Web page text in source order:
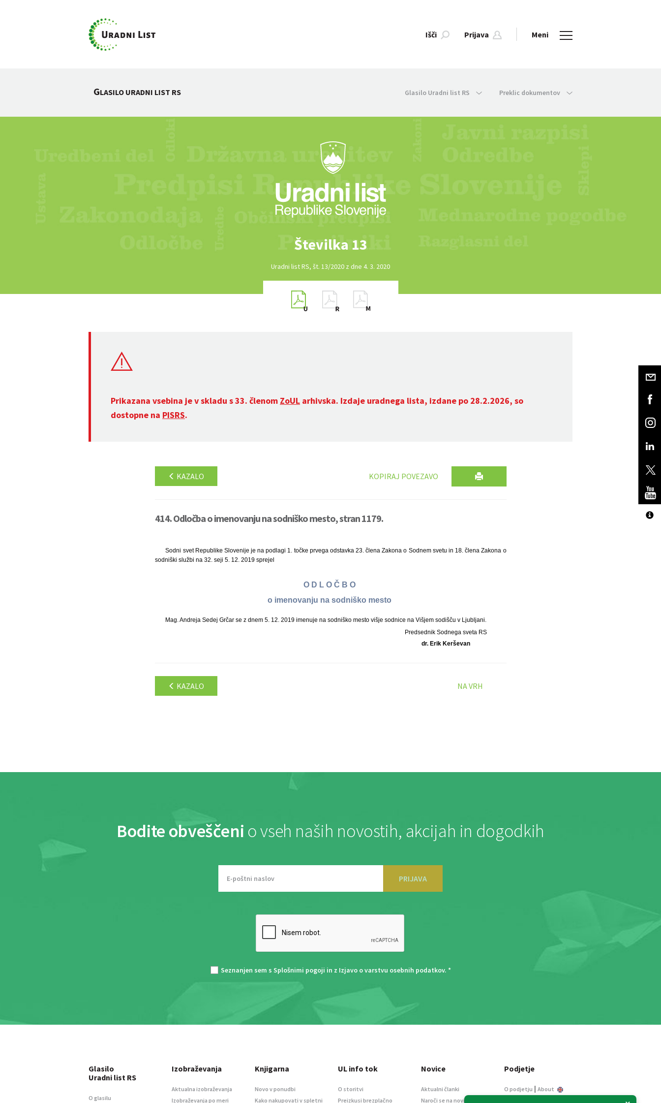
Išči Prijava Meni
GLASILO URADNI LIST RS Glasilo Uradni list RS Preklic dokumentov
Številka 13
Uradni list RS, št. 13/2020 z dne 4. 3. 2020
Prikazana vsebina je v skladu s 33. členom ZoUL arhivska. Izdaje uradnega lista, izdane po 28.2.2026, so
dostopne na PISRS.
KAZALO KOPIRAJ POVEZAVO
414. Odločba o imenovanju na sodniško mesto, stran 1179.
Sodni svet Republike Slovenije je na podlagi 1. točke prvega odstavka 23. člena Zakona o Sodnem svetu in 18. člena Zakona o
sodniški službi na 32. seji 5. 12. 2019 sprejel
O D L O Č B O
o imenovanju na sodniško mesto
Mag. Andreja Sedej Grčar se z dnem 5. 12. 2019 imenuje na sodniško mesto višje sodnice na Višjem sodišču v Ljubljani.
Predsednik Sodnega sveta RS
dr. Erik Kerševan
KAZALO NA VRH
Bodite obveščeni o vseh naših novostih, akcijah in dogodkih
PRIJAVA
Seznanjen sem s Splošnimi pogoji in z Izjavo o varstvu osebnih podatkov. *
Glasilo
Uradni list RS
O glasilu
Izobraževanja
Aktualna izobraževanja
Izobraževanja po meri
Knjigarna
Novo v ponudbi
Kako nakupovati v spletni
UL info tok
O storitvi
Preizkusi brezplačno
Novice
Aktualni članki
Naroči se na novice
Podjetje
O podjetju | About